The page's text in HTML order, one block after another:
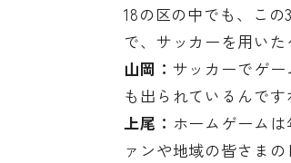
18の区の中でも、こ
で、サッカーを用い
山岡： サッカーでゲ
も出られているんです
上尾： ホームゲーム
ァンや地域の皆さま